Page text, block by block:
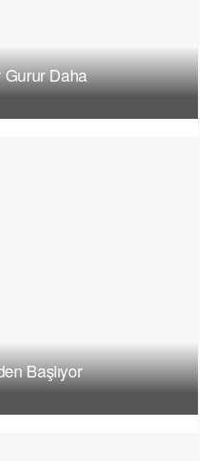
Gurur Daha
Başlıyor